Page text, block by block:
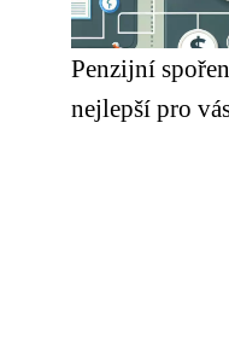
Penzijní
nejlepší pro